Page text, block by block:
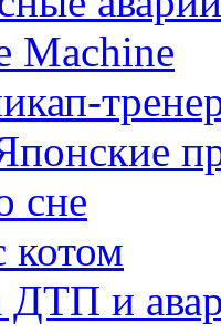
Machine
сне
котом
ДТП и